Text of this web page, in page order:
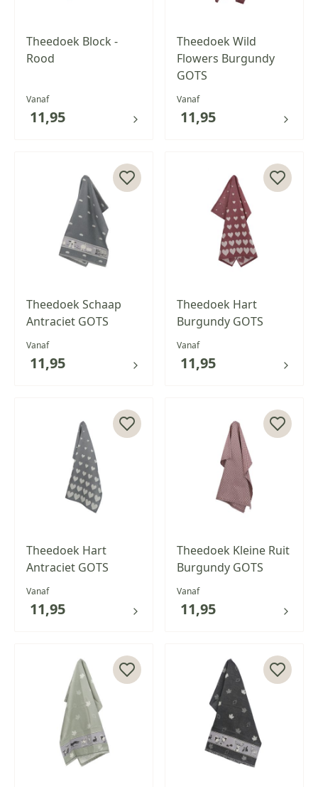
Theedoek Block -
Rood
Vanaf
11,95
Theedoek Wild
Flowers Burgundy
GOTS
Vanaf
11,95
Theedoek Schaap
Antraciet GOTS
Vanaf
11,95
Theedoek Hart
Burgundy GOTS
Vanaf
11,95
Theedoek Hart
Antraciet GOTS
Vanaf
11,95
Theedoek Kleine Ruit
Burgundy GOTS
Vanaf
11,95